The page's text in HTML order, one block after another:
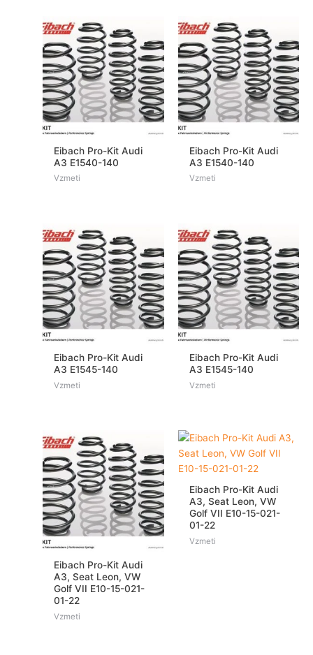
Eibach Pro-Kit Audi
A3 E1540-140
Vzmeti
Eibach Pro-Kit Audi
A3 E1540-140
Vzmeti
Eibach Pro-Kit Audi
A3 E1545-140
Vzmeti
Eibach Pro-Kit Audi
A3 E1545-140
Vzmeti
Eibach Pro-Kit Audi
A3, Seat Leon, VW
Golf VII E10-15-021-
01-22
Vzmeti
Eibach Pro-Kit Audi
A3, Seat Leon, VW
Golf VII E10-15-021-
01-22
Vzmeti